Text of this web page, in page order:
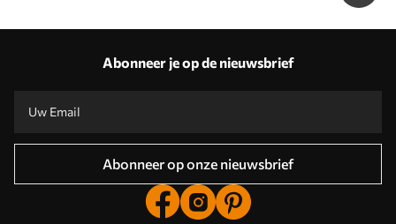
Abonneer je op de nieuwsbrief
Abonneer op onze nieuwsbrief